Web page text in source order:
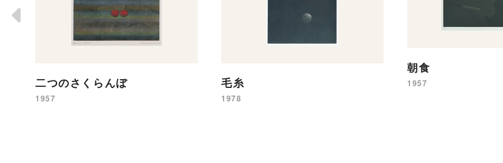
二つのさくらんぼ
1957
毛糸
1978
朝食
1957